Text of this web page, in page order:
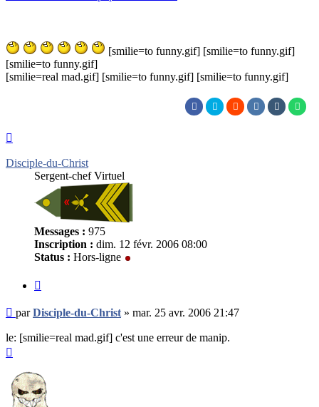
[smilie=to funny.gif] [smilie=to funny.gif]
[smilie=to funny.gif]
[smilie=real mad.gif] [smilie=to funny.gif] [smilie=to funny.gif]
Disciple-du-Christ
Sergent-chef Virtuel
Messages : 975
Inscription : dim. 12 févr. 2006 08:00
Status : Hors-ligne
Message
non
lu
parDisciple-du-Christ » mar. 25 avr. 2006 21:47
le: [smilie=real mad.gif] c'est une erreur de manip.